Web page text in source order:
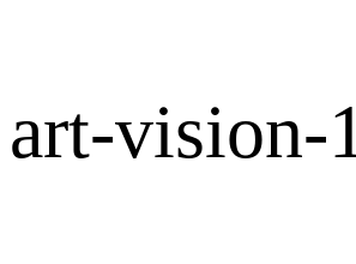
art-vision-